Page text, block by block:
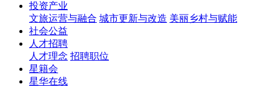
投资产业
文旅运营与融合 城市更新与改造 美丽乡村与赋能
社会公益
人才招聘
人才理念 招聘职位
星籍会
星华在线